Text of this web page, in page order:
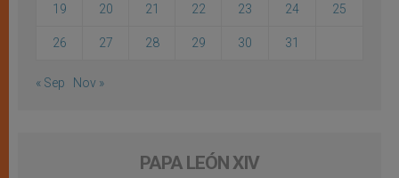
19 20 21 22 23 24 25
26 27 28 29 30 31
« Sep Nov »
PAPA LEÓN XIV